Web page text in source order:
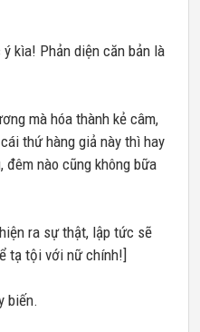
kìa! Phản diện căn bản là
mà hóa thành kẻ câm,
thứ hàng giả này thì hay
đêm nào cũng không bữa
ra sự thật, lập tức sẽ
tạ tội với nữ chính!]
biến.